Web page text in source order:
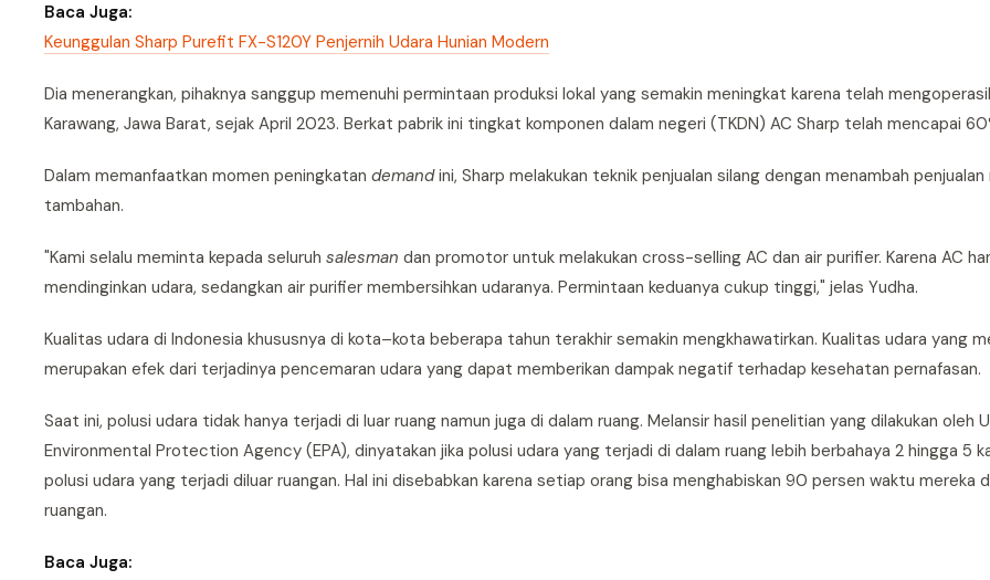
Baca Juga:
Keunggulan Sharp Purefit FX-S120Y Penjernih Udara Hunian Modern
Dia menerangkan, pihaknya sanggup memenuhi permintaan produksi lokal yang semakin meningkat karena telah
Karawang, Jawa Barat, sejak April 2023. Berkat pabrik ini tingkat komponen dalam negeri (TKDN) AC Sharp telah mencapai
Dalam memanfaatkan momen peningkatan demandini, Sharp melakukan teknik penjualan silang dengan menambah
tambahan.
"Kami selalu meminta kepada seluruh salesman dan promotor untuk melakukan cross-selling AC dan air purifier. Karena AC
mendinginkan udara, sedangkan air purifier membersihkan udaranya. Permintaan keduanya cukup tinggi," jelas Yudha.
Kualitas udara di Indonesia khususnya di kota–kota beberapa tahun terakhir semakin mengkhawatirkan. Kualitas udara yang
merupakan efek dari terjadinya pencemaran udara yang dapat memberikan dampak negatif terhadap kesehatan pernafasan.
Saat ini, polusi udara tidak hanya terjadi di luar ruang namun juga di dalam ruang. Melansir hasil penelitian yang dilakukan oleh
Environmental Protection Agency (EPA), dinyatakan jika polusi udara yang terjadi di dalam ruang lebih berbahaya 2 hingga 5
polusi udara yang terjadi diluar ruangan. Hal ini disebabkan karena setiap orang bisa menghabiskan 90 persen waktu mereka
ruangan.
Baca Juga: